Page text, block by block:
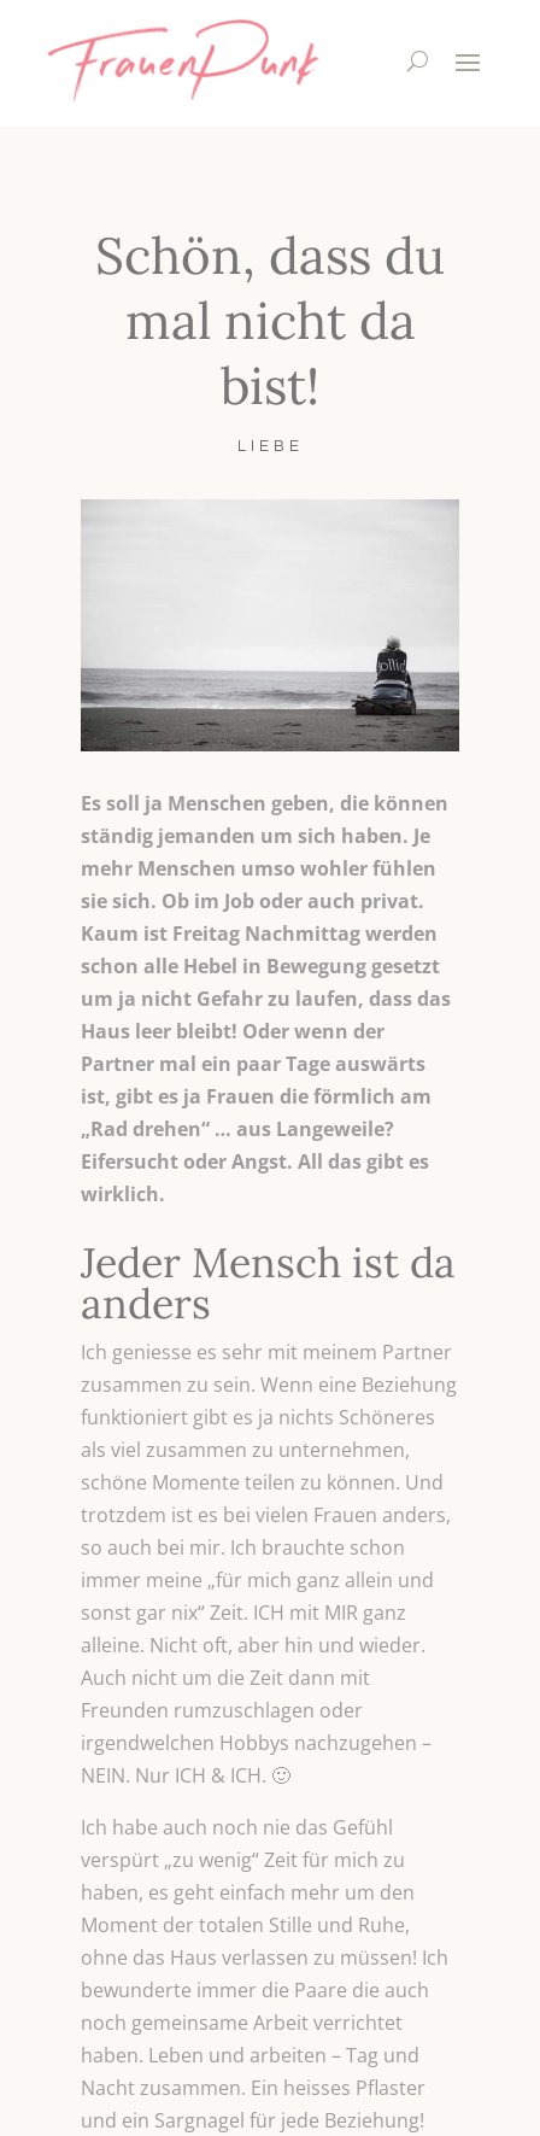
Schön, dass du
mal nicht da
bist!
LIEBE
Es soll ja Menschen geben, die können
ständig jemanden um sich haben. Je
mehr Menschen umso wohler fühlen
sie sich. Ob im Job oder auch privat.
Kaum ist Freitag Nachmittag werden
schon alle Hebel in Bewegung gesetzt
um ja nicht Gefahr zu laufen, dass das
Haus leer bleibt! Oder wenn der
Partner mal ein paar Tage auswärts
ist, gibt es ja Frauen die förmlich am
„Rad drehen“ … aus Langeweile?
Eifersucht oder Angst. All das gibt es
wirklich.
Jeder Mensch ist da
anders
Ich geniesse es sehr mit meinem Partner
zusammen zu sein. Wenn eine Beziehung
funktioniert gibt es ja nichts Schöneres
als viel zusammen zu unternehmen,
schöne Momente teilen zu können. Und
trotzdem ist es bei vielen Frauen anders,
so auch bei mir. Ich brauchte schon
immer meine „für mich ganz allein und
sonst gar nix“ Zeit. ICH mit MIR ganz
alleine. Nicht oft, aber hin und wieder.
Auch nicht um die Zeit dann mit
Freunden rumzuschlagen oder
irgendwelchen Hobbys nachzugehen –
NEIN. Nur ICH & ICH. 🙂
Ich habe auch noch nie das Gefühl
verspürt „zu wenig“ Zeit für mich zu
haben, es geht einfach mehr um den
Moment der totalen Stille und Ruhe,
ohne das Haus verlassen zu müssen! Ich
bewunderte immer die Paare die auch
noch gemeinsame Arbeit verrichtet
haben. Leben und arbeiten – Tag und
Nacht zusammen. Ein heisses Pflaster
und ein Sargnagel für jede Beziehung!